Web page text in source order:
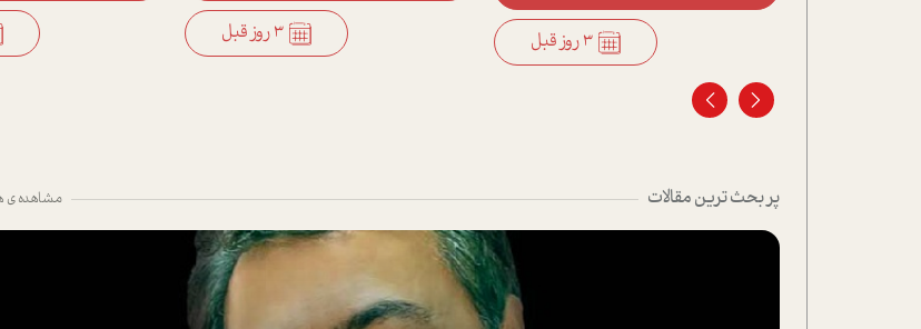
3 روز قبل 3 روز قبل
پر بحث ترین مقالات مشاهده ی